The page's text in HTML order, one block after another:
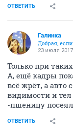
ОТВЕТИТЬ
Галинка
Добрая,
23 июля 2017
Только при
А, ещё кадры
всё жрёт, а авто
видимости и тел
-пшеницу
ОТВЕТИТЬ